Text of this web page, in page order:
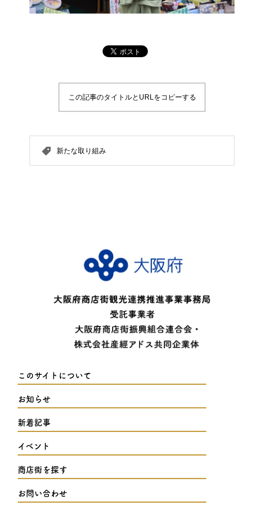
この記事のタイトルとURLをコピーする
新たな取り組み
このサイトについて
お知らせ
新着記事
イベント
商店街を探す
お問い合わせ